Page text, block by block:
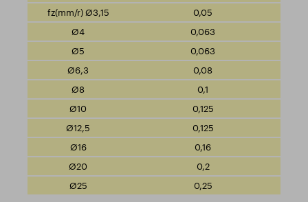
0,05
0,063
0,063
0,08
0,1
0,125
0,125
0,16
0,2
0,25